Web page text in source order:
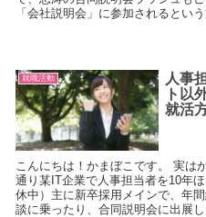
「会社説明会」に参加されるとい
就職活動
人事
ト以
就活
こんにちは！かまぼこです。 実は
通り某IT企業で人事担当者を10年
休中）主に新卒採用メインで、年
談に乗ったり、合同説明会に出展し